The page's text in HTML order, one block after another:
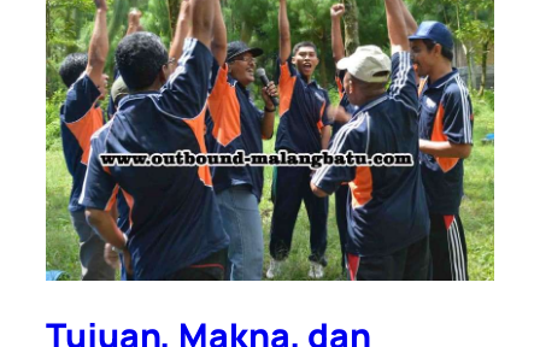
Tujuan, Makna, dan